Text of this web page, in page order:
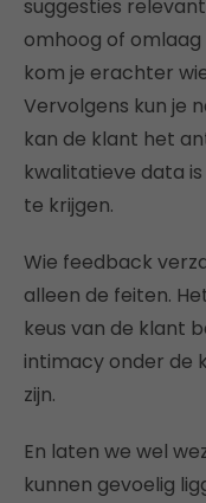
suggesties
omhoog of
kom je erachter
Vervolgens kun je
kan de klant het
kwalitatieve data
te krijgen.
Wie feedback
alleen de feiten.
keus van de klant
intimacy onder de
zijn.
En laten we wel
kunnen gevoelig